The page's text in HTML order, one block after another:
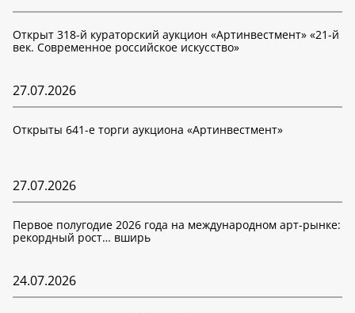
Открыт 318-й кураторский аукцион «Артинвестмент» «21-й
век. Современное российское искусство»
27.07.2026
Открыты 641-е торги аукциона «Артинвестмент»
27.07.2026
Первое полугодие 2026 года на международном арт-рынке:
рекордный рост… вширь
24.07.2026